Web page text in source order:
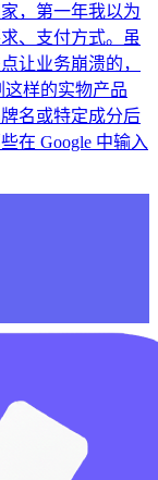
，第一年我以为
、支付方式。虽
让业务崩溃的，
样的实物产品
名或特定成分后
在 Google 中输入